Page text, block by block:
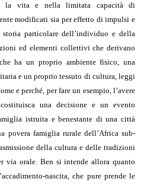
la vita e nella limitata capacità di
modificati sia per effetto di impulsi e
particolare dell’individuo e della
ed elementi collettivi che derivano
ha un proprio ambiente fisico, una
e un proprio tessuto di cultura, leggi
e perché, per fare un esempio, l’avere
una decisione e un evento
istruita e benestante di una città
povera famiglia rurale dell’Africa sub-
della cultura e delle tradizioni
via orale. Ben si intende allora quanto
nascita, che pure prende le